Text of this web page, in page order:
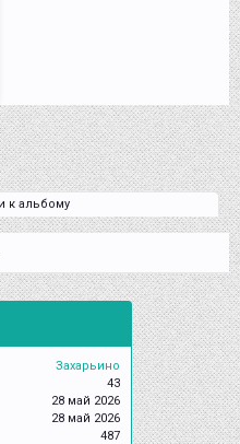
к альбому
Захарьино
43
28 май 2026
28 май 2026
487